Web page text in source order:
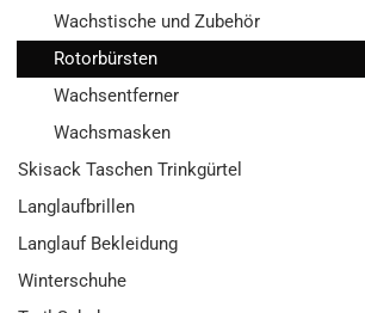
Wachstische und Zubehör
Rotorbürsten
Wachsentferner
Wachsmasken
Skisack Taschen Trinkgürtel
Langlaufbrillen
Langlauf Bekleidung
Winterschuhe